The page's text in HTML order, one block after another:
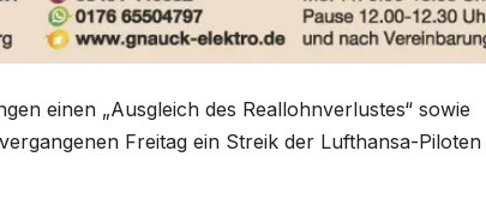
einen „Ausgleich des Reallohnverlustes“ sowie
Freitag ein Streik der Lufthansa-Piloten